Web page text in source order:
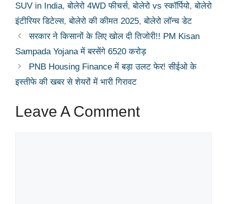
SUV in India,बोलेरो 4WD फीचर्स,बोलेरो vs स्कॉर्पियो,बोलेरो
इंटीरियर डिटेल्स,बोलेरो की कीमत 2025,बोलेरो लॉन्च डेट
सरकार ने किसानों के लिए खोल दी तिजोरी!! PM Kisan
Sampada Yojana में बरसेंगे 6520 करोड़
PNB Housing Finance में बड़ा उलट फेर! सीईओ के
इस्तीफे की खबर से शेयरों में भारी गिरावट
Leave A Comment